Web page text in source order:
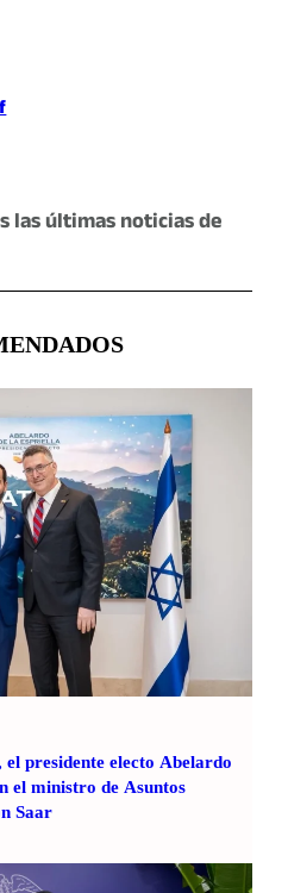
las últimas noticias de
presidente electo Abelardo
el ministro de Asuntos
Saar